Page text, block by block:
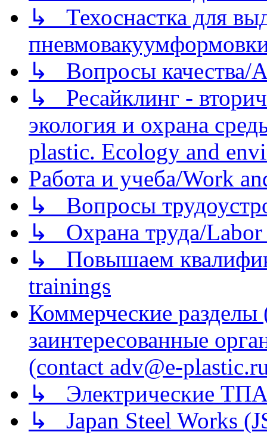
↳ Техоснастка для
↳ Вопросы качества/
↳ Ресайклинг -
экология и охрана
plastic. Ecology and
Работа и учеба/Work
↳ Вопросы
↳ Охрана труда/Labor
↳ Повышаем
trainings
Коммерческие
заинтересованные
(contact adv@e-
↳ Электрические
↳ Japan Steel Works